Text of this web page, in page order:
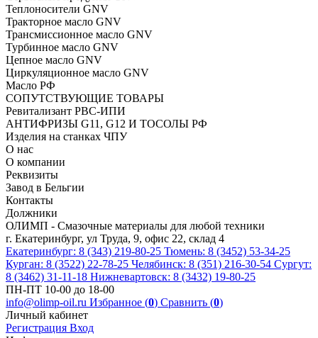
Теплоносители GNV
Тракторное масло GNV
Трансмиссионное масло GNV
Турбинное масло GNV
Цепное масло GNV
Циркуляционное масло GNV
Масло РФ
СОПУТСТВУЮЩИЕ ТОВАРЫ
Ревитализант РВС-ИПИ
АНТИФРИЗЫ G11, G12 И ТОСОЛЫ РФ
Изделия на станках ЧПУ
О нас
О компании
Реквизиты
Завод в Бельгии
Контакты
Должники
ОЛИМП - Смазочные материалы для любой техники
г. Екатеринбург, ул Труда, 9, офис 22, склад 4
Екатеринбург: 8 (343) 219-80-25 Тюмень: 8 (3452) 53-34-25
Курган: 8 (3522) 22-78-25 Челябинск: 8 (351) 216-30-54 Сургут:
8 (3462) 31-11-18 Нижневартовск: 8 (3432) 19-80-25
ПН-ПТ 10-00 до 18-00
info@olimp-oil.ru Избранное (0) Сравнить (0)
Личный кабинет
Регистрация Вход